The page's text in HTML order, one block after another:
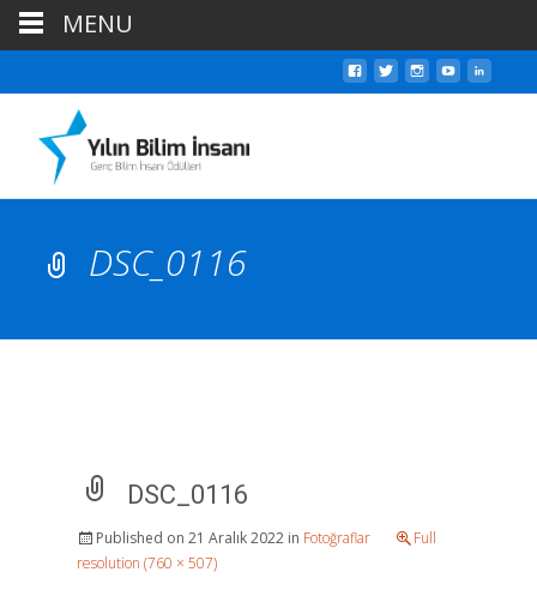
DSC_0116
DSC_0116
Published on 21 Aralık 2022 in Fotoğraflar
Full
resolution (760 × 507)
MENU